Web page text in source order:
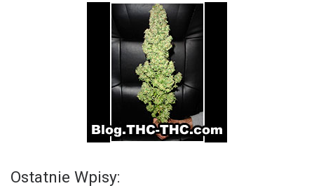
Ostatnie Wpisy: